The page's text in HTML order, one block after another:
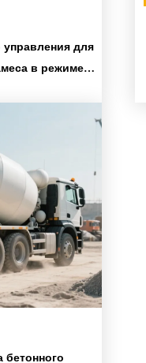
управления для
в режиме
бетонного